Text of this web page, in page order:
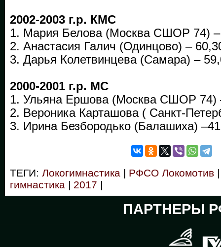
2002-2003 г.р. КМС
1. Мария Белова (Москва СШОР 74) –
2. Анастасия Галич (Одинцово) –
3. Дарья Колетвинцева (Самара) –
2000-2001 г.р. МС
1. Ульяна Ершова (Москва СШОР 74)
2. Вероника Карташова ( Санкт-
3. Ирина Безбородько (Балашиха)
ТЕГИ: Локогимнастика | РФСО Локомотив |
гимнастика | 2017 |
ПАРТНЕРЫ